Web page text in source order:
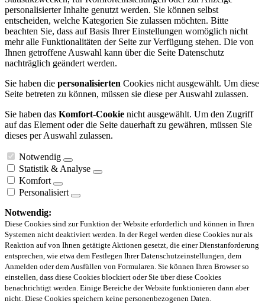
personalisierter Inhalte genutzt werden. Sie können selbst
entscheiden, welche Kategorien Sie zulassen möchten. Bitte
beachten Sie, dass auf Basis Ihrer Einstellungen womöglich nicht
mehr alle Funktionalitäten der Seite zur Verfügung stehen. Die von
Ihnen getroffene Auswahl kann über die Seite Datenschutz
nachträglich geändert werden.
Sie haben die personalisierten Cookies nicht ausgewählt. Um diese
Seite betreten zu können, müssen sie diese per Auswahl zulassen.
Sie haben das Komfort-Cookie nicht ausgewählt. Um den Zugriff
auf das Element oder die Seite dauerhaft zu gewähren, müssen Sie
dieses per Auswahl zulassen.
Notwendig
Statistik & Analyse
Komfort
Personalisiert
Notwendig:
Diese Cookies sind zur Funktion der Website erforderlich und können in Ihren
Systemen nicht deaktiviert werden. In der Regel werden diese Cookies nur als
Reaktion auf von Ihnen getätigte Aktionen gesetzt, die einer Dienstanforderung
entsprechen, wie etwa dem Festlegen Ihrer Datenschutzeinstellungen, dem
Anmelden oder dem Ausfüllen von Formularen. Sie können Ihren Browser so
einstellen, dass diese Cookies blockiert oder Sie über diese Cookies
benachrichtigt werden. Einige Bereiche der Website funktionieren dann aber
nicht. Diese Cookies speichern keine personenbezogenen Daten.